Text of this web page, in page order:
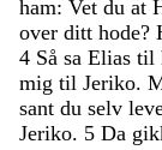
ham: Vet du at
over ditt hode?
4 Så sa Elias til
mig til Jeriko.
sant du selv
Jeriko. 5 Da